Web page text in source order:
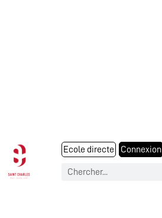
Ecole directe Connexion